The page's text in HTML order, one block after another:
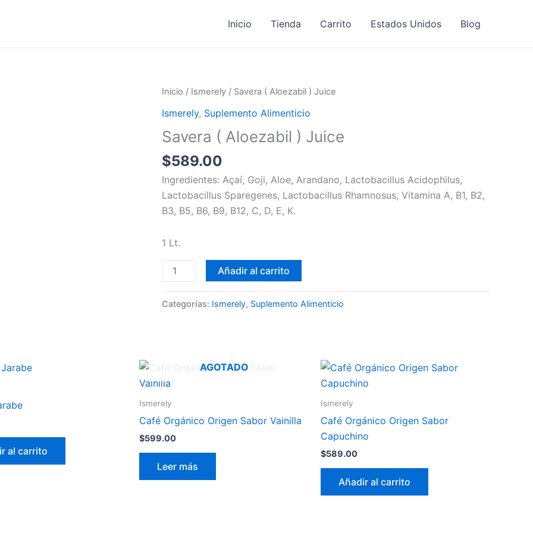
Inicio Tienda Carrito Estados Unidos Blog
Inicio / Ismerely / Savera ( Aloezabil ) Juice
Ismerely, Suplemento Alimenticio
Savera ( Aloezabil ) Juice
$589.00
Ingredientes: Açaí, Goji, Aloe, Arandano, Lactobacillus Acidophilus,
Lactobacillus Sparegenes, Lactobacillus Rhamnosus, Vitamina A, B1, B2,
B3, B5, B6, B9, B12, C, D, E, K.
1 Lt.
Savera
(
Aloezabil
)
Juice
cantidad
Añadir al carrito
Categorías: Ismerely, Suplemento Alimenticio
al carrito
AGOTADO
Ismerely
Café Orgánico Origen Sabor Vainilla
$599.00
Leer más
Ismerely
Café Orgánico Origen Sabor
Capuchino
$589.00
Añadir al carrito